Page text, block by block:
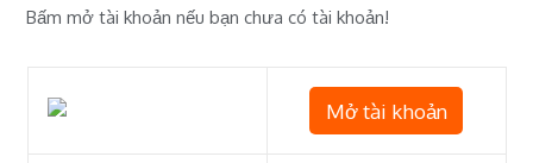
Bấm mở tài khoản nếu bạn chưa có tài khoản!
Mở tài khoản